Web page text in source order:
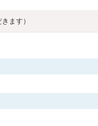
ます）